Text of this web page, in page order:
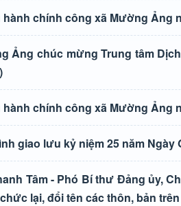
chính công xã Mường Ảng
Ảng chúc mừng Trung tâm
chính công xã Mường Ảng
giao lưu kỷ niệm 25 năm Ngày
Tâm - Phó Bí thư Đảng ủy,
lại, đổi tên các thôn, bản